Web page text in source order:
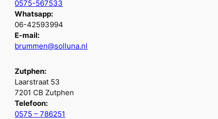
0575-567533
Whatsapp:
06-42593994
E-mail:
brummen@solluna.nl
Zutphen:
Laarstraat 53
7201 CB Zutphen
Telefoon:
0575 – 786251